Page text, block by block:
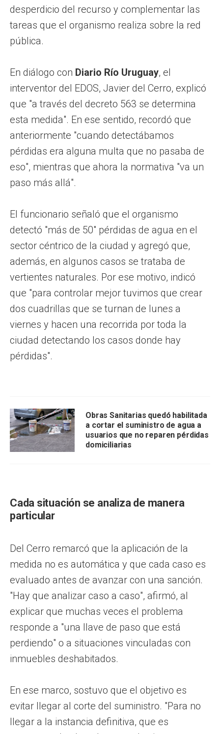
desperdicio del recurso y complementar las
tareas que el organismo realiza sobre la red
pública.
En diálogo con Diario Río Uruguay, el
interventor del EDOS, Javier del Cerro, explicó
que "a través del decreto 563 se determina
esta medida". En ese sentido, recordó que
anteriormente "cuando detectábamos
pérdidas era alguna multa que no pasaba de
eso", mientras que ahora la normativa "va un
paso más allá".
El funcionario señaló que el organismo
detectó "más de 50" pérdidas de agua en el
sector céntrico de la ciudad y agregó que,
además, en algunos casos se trataba de
vertientes naturales. Por ese motivo, indicó
que "para controlar mejor tuvimos que crear
dos cuadrillas que se turnan de lunes a
viernes y hacen una recorrida por toda la
ciudad detectando los casos donde hay
pérdidas".
Obras Sanitarias quedó habilitada
a cortar el suministro de agua a
usuarios que no reparen pérdidas
domiciliarias
Cada situación se analiza de manera
particular
Del Cerro remarcó que la aplicación de la
medida no es automática y que cada caso es
evaluado antes de avanzar con una sanción.
"Hay que analizar caso a caso", afirmó, al
explicar que muchas veces el problema
responde a "una llave de paso que está
perdiendo" o a situaciones vinculadas con
inmuebles deshabitados.
En ese marco, sostuvo que el objetivo es
evitar llegar al corte del suministro. "Para no
llegar a la instancia definitiva, que es